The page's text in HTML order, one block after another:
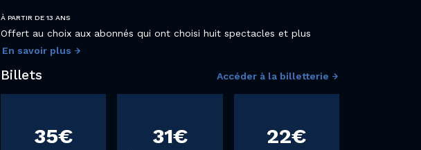
À PARTIR DE 13 ANS
Offert au choix aux abonnés qui ont choisi huit spectacles et plus
En savoir plus
Billets Accéder à la billetterie
35€ 31€ 22€